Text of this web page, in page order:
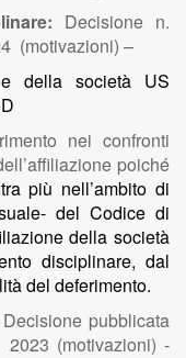
Decisione n.
(motivazioni) –
della società US
nei confronti
poiché
più nell’ambito di
del Codice di
della società
disciplinare, dal
del deferimento.
Decisione pubblicata
(motivazioni) -